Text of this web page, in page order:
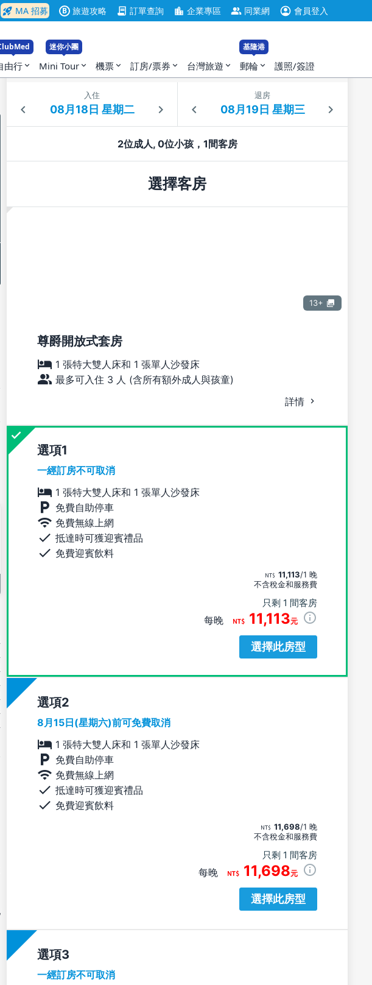
rocket_launch MA 招募 B 旅遊攻略 contract 訂單查詢 location_city 企業專區 group 同業網 account_circle 會員登入
由行 expand_more
迷你小團
Mini Tour expand_more 機票 expand_more 訂房/票券 expand_more 台灣旅遊 expand_more
基隆港
郵輪 expand_more 護照/簽證
入住 退房
2位成人, 0位小孩，1間客房
選擇客房
13+
尊爵開放式套房
1 張特大雙人床和 1 張單人沙發床
最多可入住 3 人 (含所有額外成人與孩童)
詳情
選項
一經訂房不可取消
1 張特大雙人床和 1 張單人沙發床
免費自助停車
免費無線上網
抵達時可獲迎賓禮品
免費迎賓飲料
11,113/1 晚
不含稅金和服務費
只剩 1 間客房
每晚 11,113元
選擇此房型
選項
8月15日(星期六)前可免費取消
1 張特大雙人床和 1 張單人沙發床
免費自助停車
免費無線上網
抵達時可獲迎賓禮品
免費迎賓飲料
11,698/1 晚
不含稅金和服務費
只剩 1 間客房
每晚 11,698元
選擇此房型
選項
一經訂房不可取消